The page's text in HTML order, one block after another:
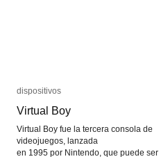
dispositivos
Virtual Boy
Virtual Boy fue la tercera consola de
videojuegos, lanzada
en 1995 por Nintendo, que puede ser
dispositivos
Virtual Boy